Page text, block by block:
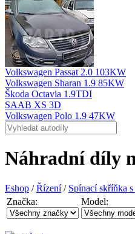
Volkswagen Passat 2.0 103KW
Volkswagen Sharan 1.9 85KW
Škoda Octavia 1.9TDI
SAAB XS 3D
Volkswagen Polo 1.9 47KW
Náhradní díly
Eshop /Řízení/ Spínací skříňka
Značka:
Model: